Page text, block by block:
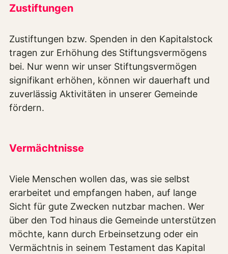
Zustiftungen
Zustiftungen bzw. Spenden in den Kapitalstock
tragen zur Erhöhung des Stiftungsvermögens
bei. Nur wenn wir unser Stiftungsvermögen
signifikant erhöhen, können wir dauerhaft und
zuverlässig Aktivitäten in unserer Gemeinde
fördern.
Vermächtnisse
Viele Menschen wollen das, was sie selbst
erarbeitet und empfangen haben, auf lange
Sicht für gute Zwecken nutzbar machen. Wer
über den Tod hinaus die Gemeinde unterstützen
möchte, kann durch Erbeinsetzung oder ein
Vermächtnis in seinem Testament das Kapital